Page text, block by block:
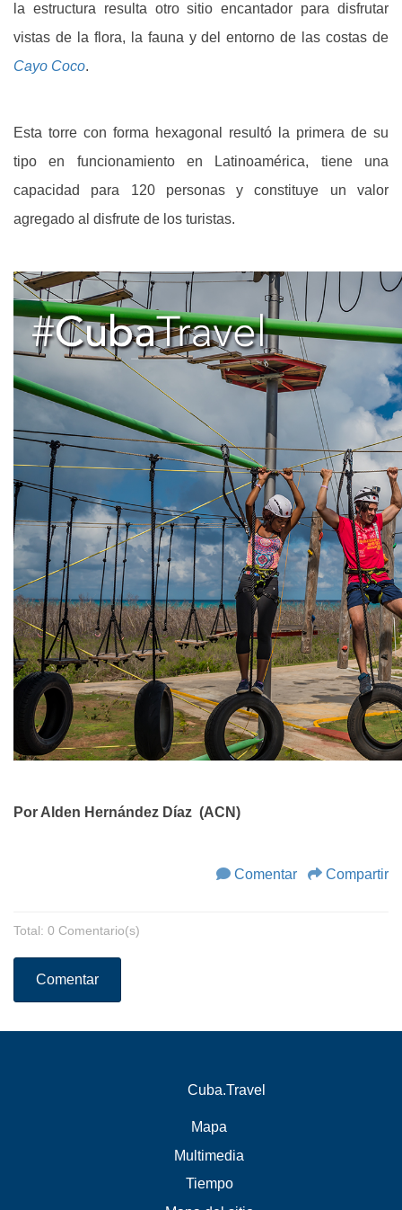
la estructura resulta otro sitio encantador para disfrutar
vistas de la flora, la fauna y del entorno de las costas de
Cayo Coco.
Esta torre con forma hexagonal resultó la primera de su
tipo en funcionamiento en Latinoamérica, tiene una
capacidad para 120 personas y constituye un valor
agregado al disfrute de los turistas.
Por Alden Hernández Díaz (ACN)
Comentar Compartir
Total: 0 Comentario(s)
Comentar
Cuba.Travel
Mapa
Multimedia
Tiempo